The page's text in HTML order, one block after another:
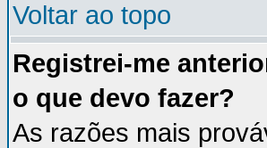
Voltar ao topo
Registrei-me
o que devo fazer?
As razões mais